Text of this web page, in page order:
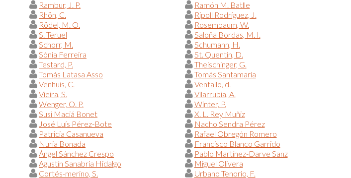
Rambur, J. P.
Ramón M. Batlle
Rhön, C.
Ripoll Rodríguez, J.
Rödel, M. O.
Rosembaum, W.
S. Teruel
Saloña Bordas, M. I.
Schorr, M.
Schumann, H.
Sónia Ferreira
St. Quentin, D.
Testard, P.
Theischinger, G.
Tomás Latasa Asso
Tomás Santamaría
Venhuis, C.
Ventallo, d.
Vieira, S.
Vilarrubia, A.
Wenger, O. P.
Winter, P.
Susi Maciá Bonet
X. L. Rey Muñiz
José Luís Pérez-Bote
Nacho Sendra Pérez
Patricia Casanueva
Rafael Obregón Romero
Nuria Bonada
Francisco Blanco Garrido
Ángel Sánchez Crespo
Pablo Martínez-Darve Sanz
Agustín Sanabria Hidalgo
Miguel Olivera
Cortés-merino, S.
Urbano Tenorio, F.